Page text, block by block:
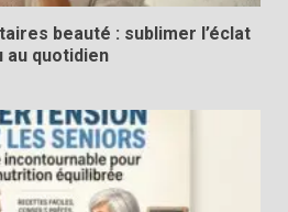
beauté : sublimer l’éclat
au quotidien